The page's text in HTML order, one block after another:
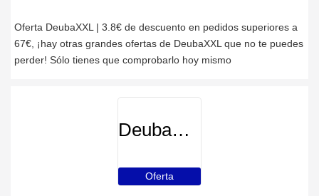
Oferta DeubaXXL | 3.8€ de descuento en pedidos superiores a
67€, ¡hay otras grandes ofertas de DeubaXXL que no te puedes
perder! Sólo tienes que comprobarlo hoy mismo
DeubaXXL
Oferta